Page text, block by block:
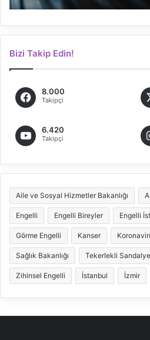
Bizi Takip Edin!
8.000
Takipçi
6.420
Takipçi
Aile ve Sosyal Hizmetler Bakanlığı
Engelli Engelli Bireyler Engelli
Görme Engelli Kanser
Sağlık Bakanlığı Tekerlekli Sandalye
Zihinsel Engelli İstanbul İzmir